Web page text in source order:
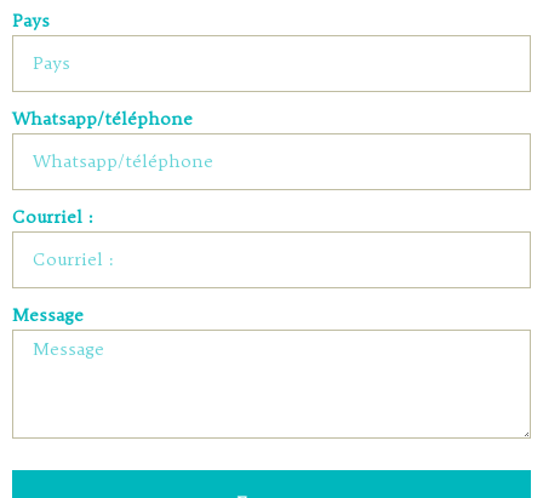
Pays
Whatsapp/téléphone
Courriel :
Message